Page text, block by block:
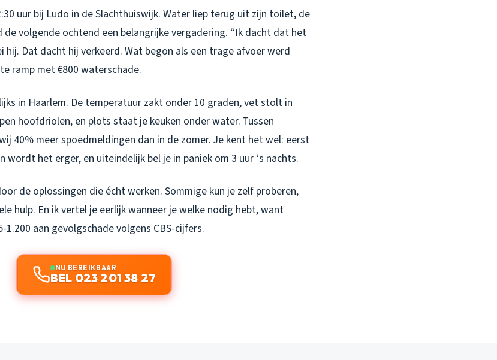
uur bij Ludo in de Slachthuiswijk. Water liep terug uit zijn toilet, de
de volgende ochtend een belangrijke vergadering. “Ik dacht dat het
hij. Dat dacht hij verkeerd. Wat begon als een trage afvoer werd
ramp met €800 waterschade.
in Haarlem. De temperatuur zakt onder 10 graden, vet stolt in
hoofdriolen, en plots staat je keuken onder water. Tussen
40% meer spoedmeldingen dan in de zomer. Je kent het wel: eerst
wordt het erger, en uiteindelijk bel je in paniek om 3 uur ‘s nachts.
de oplossingen die écht werken. Sommige kun je zelf proberen,
hulp. En ik vertel je eerlijk wanneer je welke nodig hebt, want
aan gevolgschade volgens CBS-cijfers.
NU BEREIKBAAR
BEL 023 201 38 27